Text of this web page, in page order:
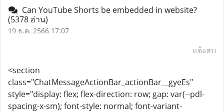
Can YouTube Shorts be embedded in website?
(5378 อ่าน)
19 ธ.ค. 2566 17:07
แจ้งลบ
<section
class="ChatMessageActionBar_actionBar__gyeEs"
style="display: flex; flex-direction: row; gap: var(--pdl-
spacing-x-sm); font-style: normal; font-variant-